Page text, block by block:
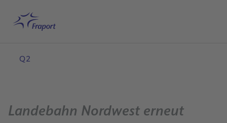
Startseite
Q2
Landebahn Nordwest erneut